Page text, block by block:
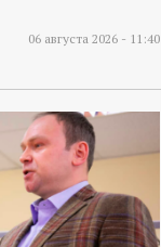
06 августа 2026 - 11:40